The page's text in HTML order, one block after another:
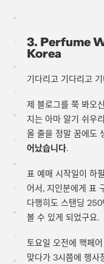
3. Perfume
Korea
기다리고 기다리고
제 블로그를 쭉 봐오
지는 아마 알기 쉬우
올 줄을 정말 꿈에도
어났습니다.
표 예매 시작일이 하
어서, 지인분에게 표
다행히도 스탠딩 250
볼 수 있게 되었구요.
토요일 오전에 핵페
맞다가 3시쯤에 행